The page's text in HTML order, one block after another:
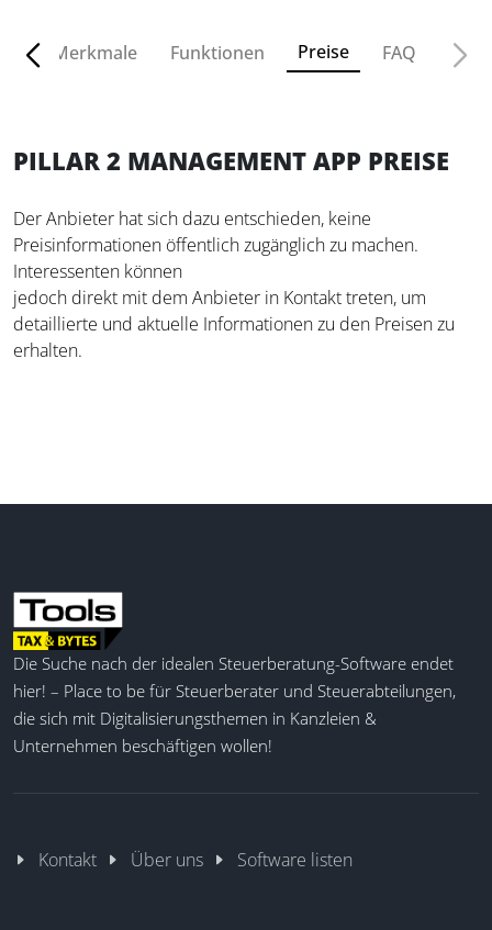
Merkmale Funktionen Preise FAQ
PILLAR 2 MANAGEMENT APP PREISE
Der Anbieter hat sich dazu entschieden, keine
Preisinformationen öffentlich zugänglich zu machen.
Interessenten können
jedoch direkt mit dem Anbieter in Kontakt treten, um
detaillierte und aktuelle Informationen zu den Preisen zu
erhalten.
Die Suche nach der idealen Steuerberatung-Software endet
hier! – Place to be für Steuerberater und Steuerabteilungen,
die sich mit Digitalisierungsthemen in Kanzleien &
Unternehmen beschäftigen wollen!
Kontakt Über uns Software listen